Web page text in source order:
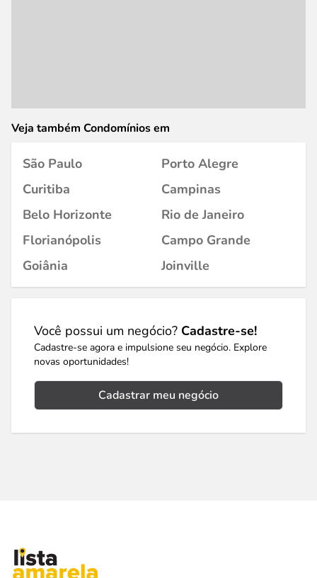
Veja também Condomínios em
São Paulo
Porto Alegre
Curitiba
Campinas
Belo Horizonte
Rio de Janeiro
Florianópolis
Campo Grande
Goiânia
Joinville
Você possui um negócio? Cadastre-se!
Cadastre-se agora e impulsione seu negócio. Explore
novas oportunidades!
Cadastrar meu negócio